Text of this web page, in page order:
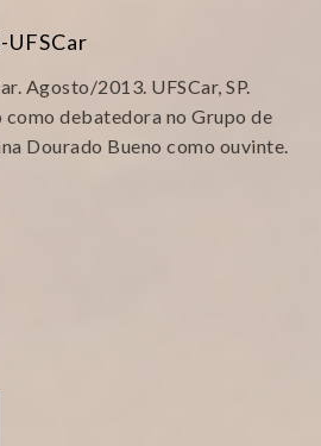
Agosto/2013. UFSCar, SP.
debatedora no Grupo de
Dourado Bueno como ouvinte.